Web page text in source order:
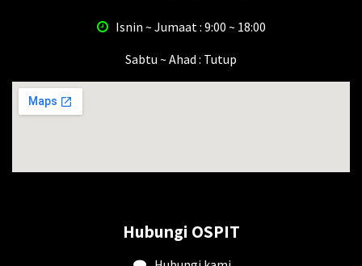
Isnin ~ Jumaat : 9:00 ~ 18:00
Sabtu ~ Ahad : Tutup
Hubungi OSPIT